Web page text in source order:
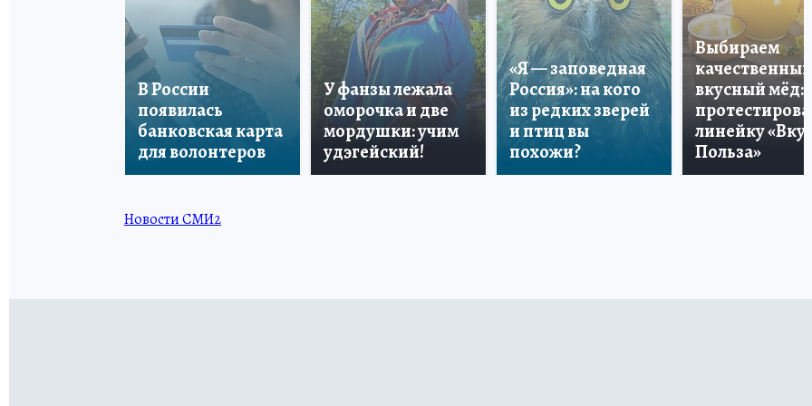
В России
появилась
банковская карта
для волонтеров
У фанзы лежала
оморочка и две
мордушки: учим
удэгейский!
«Я — заповедная
Россия»: на кого
из редких зверей
и птиц вы
похожи?
Выбираем
качественный
вкусный мёд:
линейку «Вкус
Польза»
Новости СМИ2